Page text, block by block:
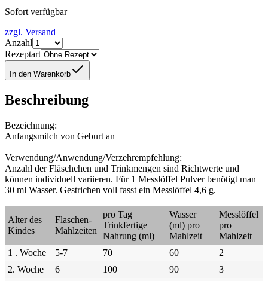
Sofort verfügbar
zzgl. Versand
Anzahl
Rezeptart
In den Warenkorb
Beschreibung
Bezeichnung:
Anfangsmilch von Geburt an
Verwendung/Anwendung/Verzehrempfehlung:
Anzahl der Fläschchen und Trinkmengen sind Richtwerte und
können individuell variieren. Für 1 Messlöffel Pulver benötigt man
30 ml Wasser. Gestrichen voll fasst ein Messlöffel 4,6 g.
Alter des
Kindes
Flaschen-
Mahlzeiten
pro Tag
Trinkfertige
Nahrung (ml)
Wasser
(ml) pro
Mahlzeit
Messlöffel
pro
Mahlzeit
1 . Woche
5-7 70 60
2
2. Woche
6 100 90
3